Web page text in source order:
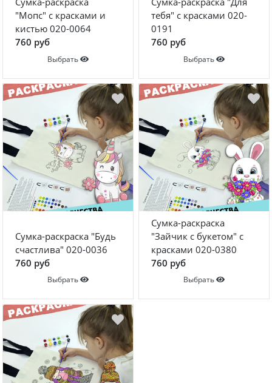
"Мопс" с красками и
кистью 020-0064
760 руб
Выбрать
тебя" с красками 020-
0191
760 руб
Выбрать
Сумка-раскраска "Будь
счастлива" 020-0036
760 руб
Выбрать
Сумка-раскраска
"Зайчик с букетом" с
красками 020-0380
760 руб
Выбрать